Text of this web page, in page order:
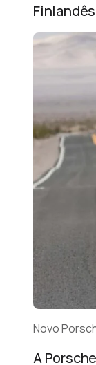
Novo
A